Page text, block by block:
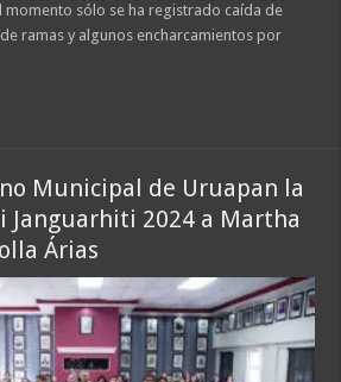
momento sólo se ha registrado caída de
ramas y algunos encharcamientos por
Municipal de Uruapan la
Janguarhiti 2024 a Martha
Árias